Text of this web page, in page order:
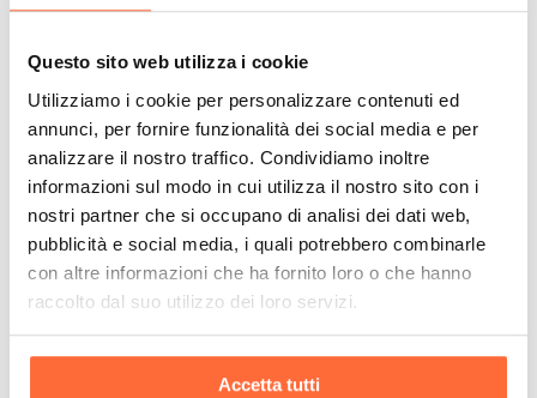
Questo sito web utilizza i cookie
Utilizziamo i cookie per personalizzare contenuti ed
annunci, per fornire funzionalità dei social media e per
analizzare il nostro traffico. Condividiamo inoltre
informazioni sul modo in cui utilizza il nostro sito con i
nostri partner che si occupano di analisi dei dati web,
pubblicità e social media, i quali potrebbero combinarle
con altre informazioni che ha fornito loro o che hanno
raccolto dal suo utilizzo dei loro servizi.
Accetta tutti